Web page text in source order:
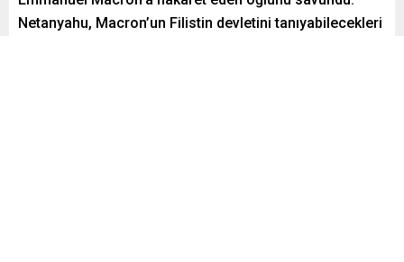
Netanyahu, Macron’un Filistin devletini tanıyabilecekleri